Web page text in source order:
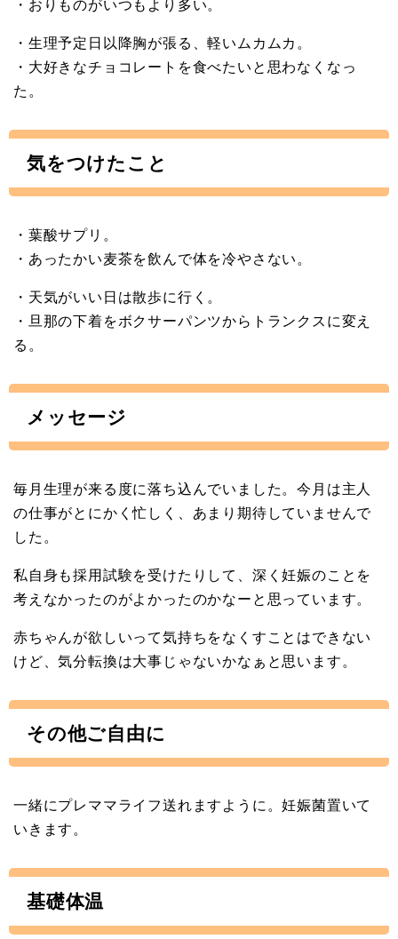
・おりものがいつもより多い。
・生理予定日以降胸が張る、軽いムカムカ。
・大好きなチョコレートを食べたいと思わなくなっ
た。
気をつけたこと
・葉酸サプリ。
・あったかい麦茶を飲んで体を冷やさない。
・天気がいい日は散歩に行く。
・旦那の下着をボクサーパンツからトランクスに変え
る。
メッセージ
毎月生理が来る度に落ち込んでいました。今月は主人
の仕事がとにかく忙しく、あまり期待していませんで
した。
私自身も採用試験を受けたりして、深く妊娠のことを
考えなかったのがよかったのかなーと思っています。
赤ちゃんが欲しいって気持ちをなくすことはできない
けど、気分転換は大事じゃないかなぁと思います。
その他ご自由に
一緒にプレママライフ送れますように。妊娠菌置いて
いきます。
基礎体温